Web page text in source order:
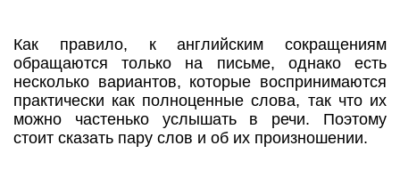
Как правило, к английским сокращениям
обращаются только на письме, однако есть
несколько вариантов, которые воспринимаются
практически как полноценные слова, так что их
можно частенько услышать в речи. Поэтому
стоит сказать пару слов и об их произношении.